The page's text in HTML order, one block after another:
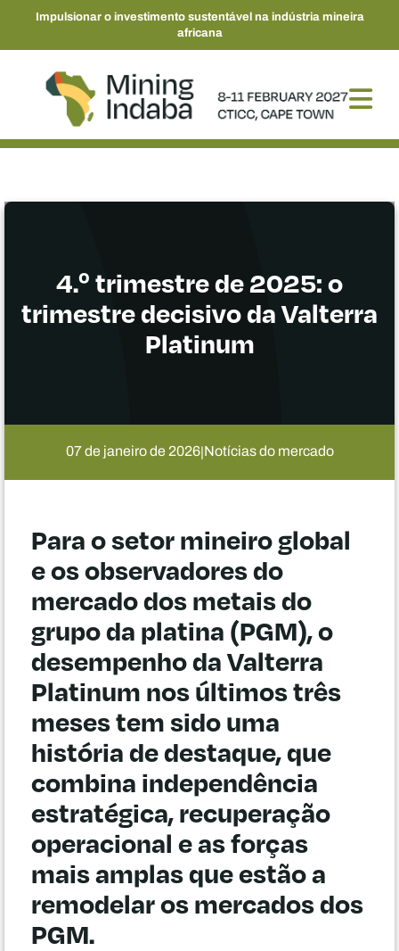
Impulsionar o investimento sustentável na indústria mineira
africana
4.º trimestre de 2025: o
trimestre decisivo da Valterra
Platinum
07 de janeiro de 2026|Notícias do mercado
Para o setor mineiro global
e os observadores do
mercado dos metais do
grupo da platina (PGM), o
desempenho da Valterra
Platinum nos últimos três
meses tem sido uma
história de destaque, que
combina independência
estratégica, recuperação
operacional e as forças
mais amplas que estão a
remodelar os mercados dos
PGM.